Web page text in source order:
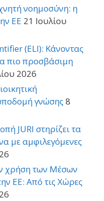
νοημοσύνη: η
ΕΕ 21 Ιουλίου
(ELI): Κάνοντας
πιο προσβάσιμη
2026
γνώσης 8
JURI στηρίζει τα
με αμφιλεγόμενες
χρήση των Μέσων
ΕΕ: Από τις Χώρες